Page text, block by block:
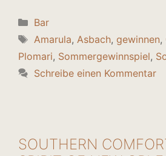
Kategorien
Bar
Schlagwörter
Amarula, Asbach, gewinnen,
Plomari, Sommergewinnspiel,
Schreibe einen Kommentar
SOUTHERN